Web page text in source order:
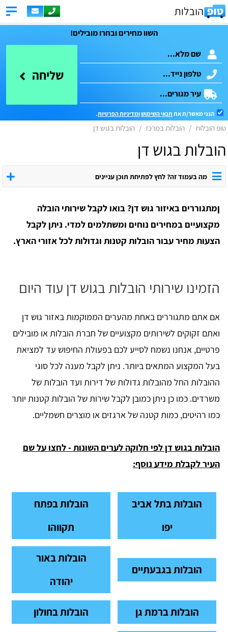
השוו מחירים ובחרו מובילים!
שליחה
הנני מאשר/ת את תנאי השימושומדיניות הפרטיות.
טופ הובלות הובלות במרכז הובלות בגוש דן
הובלות בגוש דן
מה בעמוד זה? לחץ לפתיחת תוכן עניינים
ןמתגוררים באיזור גוש דן? בואו לקבל שירותי הובלה
מקצועיים במחירים נוחים ומשתלמים למדי. ניתן לקבל
הצעות מחיר עבור הובלות קטנות וגדולות לכל אזורי הארץ.
הזמינו שירותי הובלות בגוש דן עוד היום
אם אתם מתגוררים באחת מהערים הממוקמות באזור גוש דן
ואתם זקוקים לשירותים מקצועיים של חברת הובלות או מובילים
פרטיים, אנחנו נשמח לסייע לכם בפעולת החיפוש עד למציאת
בעל המקצוע המתאים ביותר. ניתן לקבל מענה לכל סוגי
ההובלות החל מהובלות גדולות של דירות ועד הובלות של
משרדים. כמו כן ניתן כמובן לקבל שירות של הובלות קטנות יותר
כמו רהיטים, כמות קטנה של ארגזים או מוצרים חשמליים.
הובלות בגוש דן לפי חלוקה לערים השונות - לחצו על שם
העיר לקבלת מידע נוסף:
הובלות בתל אביב
יפו
הובלות בפתח
תקווהו
הובלות בגבעתיים
הובלות באור
יהודה
הובלות ברמת גן הובלות בחולון